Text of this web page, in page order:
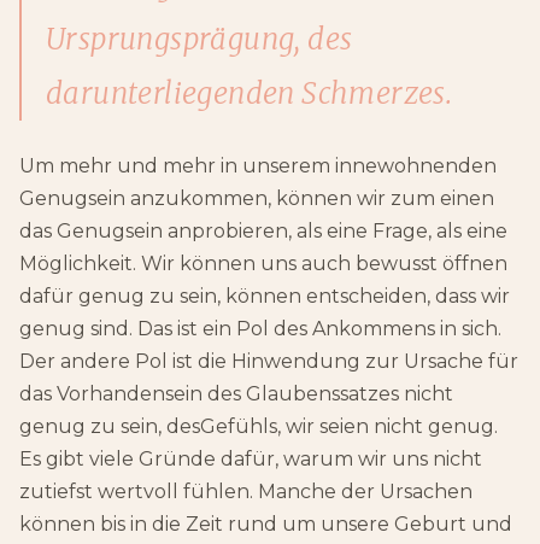
Ursprungsprägung, des
darunterliegenden Schmerzes.
Um mehr und mehr in unserem innewohnenden
Genugsein anzukommen, können wir zum einen
das Genugsein anprobieren, als eine Frage, als eine
Möglichkeit. Wir können uns auch bewusst öffnen
dafür genug zu sein, können entscheiden, dass wir
genug sind. Das ist ein Pol des Ankommens in sich.
Der andere Pol ist die Hinwendung zur Ursache für
das Vorhandensein des Glaubenssatzes nicht
genug zu sein, desGefühls, wir seien nicht genug.
Es gibt viele Gründe dafür, warum wir uns nicht
zutiefst wertvoll fühlen. Manche der Ursachen
können bis in die Zeit rund um unsere Geburt und